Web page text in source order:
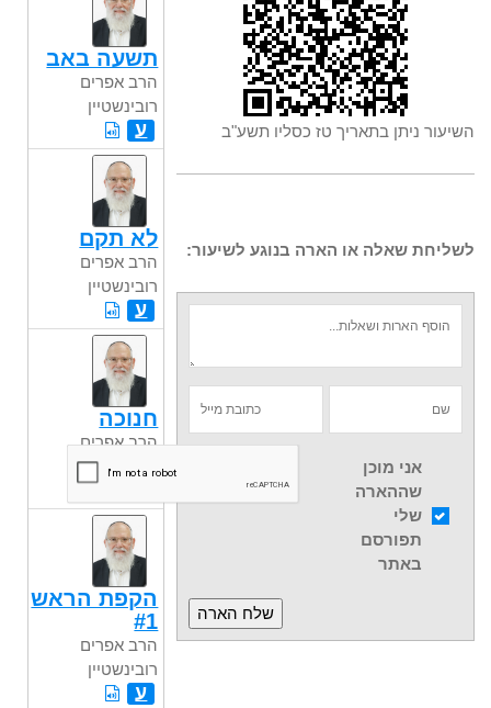
השיעור ניתן בתאריך טז כסליו תשע"ב
לשליחת שאלה או הארה בנוגע לשיעור:
אני מוכן
שההארה
שלי
תפורסם
באתר
תשעה באב
הרב אפרים
רובינשטיין
ע
לא תקם
הרב אפרים
רובינשטיין
ע
חנוכה
הרב אפרים
רובינשטיין
הקפת הראש
#1
הרב אפרים
רובינשטיין
ע